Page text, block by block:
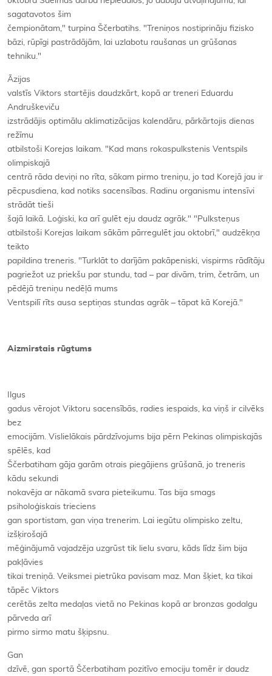
sagatavotos šim
čempionātam," turpina Ščerbatihs. "Treniņos nostiprināju fizisko
bāzi, rūpīgi pastrādājām, lai uzlabotu raušanas un grūšanas
tehniku."
Āzijas
valstīs Viktors startējis daudzkārt, kopā ar treneri Eduardu
Andruškeviču
izstrādājis optimālu aklimatizācijas kalendāru, pārkārtojis dienas
režīmu
atbilstoši Korejas laikam. "Kad mans rokaspulkstenis Ventspils
olimpiskajā
centrā rāda deviņi no rīta, sākam pirmo treniņu, jo tad Korejā jau ir
pēcpusdiena, kad notiks sacensības. Radinu organismu intensīvi
strādāt tieši
šajā laikā. Loģiski, ka arī gulēt eju daudz agrāk." "Pulksteņus
atbilstoši Korejas laikam sākām pārregulēt jau oktobrī," audzēkņa
teikto
papildina treneris. "Turklāt to darījām pakāpeniski, vispirms rādītāju
pagriežot uz priekšu par stundu, tad – par divām, trim, četrām, un
pēdējā treniņu nedēļā mums
Ventspilī rīts ausa septiņas stundas agrāk – tāpat kā Korejā."
Aizmirstais rūgtums
Ilgus
gadus vērojot Viktoru sacensībās, radies iespaids, ka viņš ir cilvēks
bez
emocijām. Vislielākais pārdzīvojums bija pērn Pekinas olimpiskajās
spēlēs, kad
Ščerbatiham gāja garām otrais piegājiens grūšanā, jo treneris
kādu sekundi
nokavēja ar nākamā svara pieteikumu. Tas bija smags
psiholoģiskais trieciens
gan sportistam, gan viņa trenerim. Lai iegūtu olimpisko zeltu,
izšķirošajā
mēģinājumā vajadzēja uzgrūst tik lielu svaru, kāds līdz šim bija
pakļāvies
tikai treniņā. Veiksmei pietrūka pavisam maz. Man šķiet, ka tikai
tāpēc Viktors
cerētās zelta medaļas vietā no Pekinas kopā ar bronzas godalgu
pārveda arī
pirmo sirmo matu šķipsnu.
Gan
dzīvē, gan sportā Ščerbatiham pozitīvo emociju tomēr ir daudz